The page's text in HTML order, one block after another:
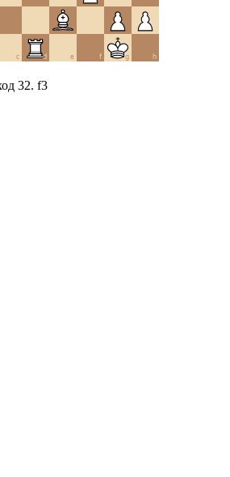
c d e f g h
32. f3